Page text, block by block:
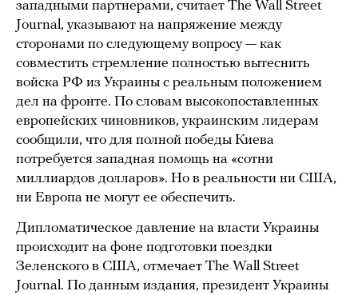
западными партнерами, считает The Wall Street
Journal, указывают на напряжение между
сторонами по следующему вопросу — как
совместить стремление полностью вытеснить
войска РФ из Украины с реальным положением
дел на фронте. По словам высокопоставленных
европейских чиновников, украинским лидерам
сообщили, что для полной победы Киева
потребуется западная помощь на «сотни
миллиардов долларов». Но в реальности ни США,
ни Европа не могут ее обеспечить.
Дипломатическое давление на власти Украины
происходит на фоне подготовки поездки
Зеленского в США, отмечает The Wall Street
Journal. По данным издания, президент Украины